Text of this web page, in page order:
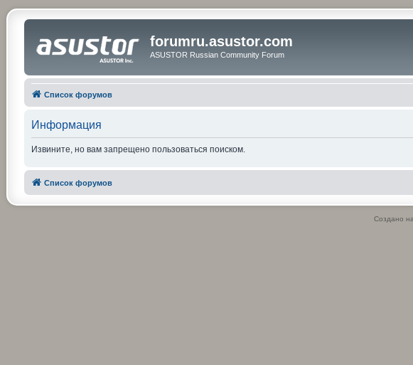
forumru.asustor.com
ASUSTOR Russian Community Forum
Список форумов
Информация
Извините, но вам запрещено пользоваться поиском.
Список форумов
Создано